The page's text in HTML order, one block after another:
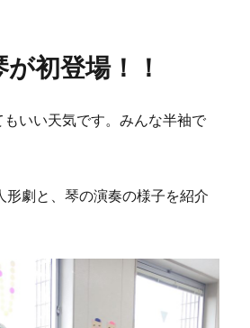
ス
マ
に
初登場！！
もいい天気です。みんな半袖で
形劇と、琴の演奏の様子を紹介